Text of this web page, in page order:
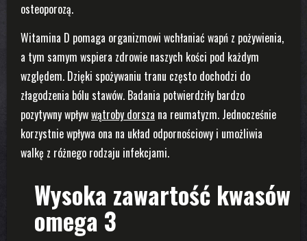
osteoporozą.
Witamina D pomaga organizmowi wchłaniać wapń z pożywienia,
a tym samym wspiera zdrowie naszych kości pod każdym
względem. Dzięki spożywaniu tranu często dochodzi do
złagodzenia bólu stawów. Badania potwierdziły bardzo
pozytywny wpływwątroby dorsza na reumatyzm. Jednocześnie
korzystnie wpływa ona na układ odpornościowy i umożliwia
walkę z różnego rodzaju infekcjami.
Wysoka zawartość kwasów
omega 3